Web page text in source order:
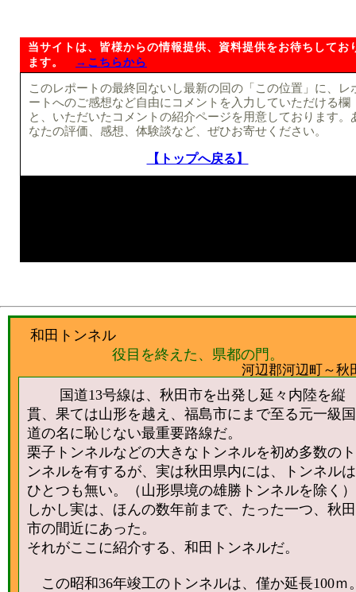
当サイトは、皆様からの情報提供、資料提供をお待ちしてお
ます。
→こちらから
このレポートの最終回ないし最新の回の「この位置」に、レ
ートへのご感想など自由にコメントを入力していただける欄
と、いただいたコメントの紹介ページを用意しております。
なたの評価、感想、体験談など、ぜひお寄せください。
【トップへ戻る】
和田トンネル
役目を終えた、県都の門。
河辺郡河辺町～秋
国道13号線は、秋田市を出発し延々内陸を縦
貫、果ては山形を越え、福島市にまで至る元一級国
道の名に恥じない最重要路線だ。
栗子トンネルなどの大きなトンネルを初め多数のト
ンネルを有するが、実は秋田県内には、トンネルは
ひとつも無い。（山形県境の雄勝トンネルを除く）
しかし実は、ほんの数年前まで、たった一つ、秋田
市の間近にあった。
それがここに紹介する、和田トンネルだ。
この昭和36年竣工のトンネルは、僅か延長100ｍ